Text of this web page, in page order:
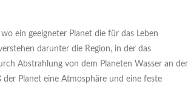
ein geeigneter Planet die für das Leben
darunter die Region, in der das
Abstrahlung von dem Planeten Wasser an der
Planet eine Atmosphäre und eine feste